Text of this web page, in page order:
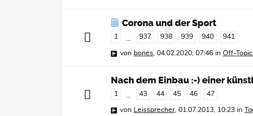
Corona und der Sport
1 937 938 939 940 941
von bones 04.02.2020, 07:46 in Off-
Nach dem Einbau :-) einer
1 … 43 44 45 46 47
von Leissprecher, 01.07.2013, 10:23 in